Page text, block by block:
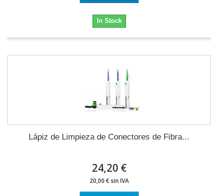
In Stock
Lápiz de Limpieza de Conectores de Fibra...
24,20 €
20,00 € sin IVA